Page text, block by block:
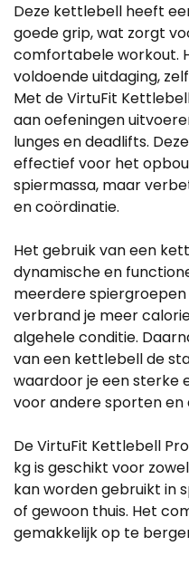
Deze kettlebell heeft
goede grip, wat zorgt
comfortabele workout.
voldoende uitdaging,
Met de VirtuFit
aan oefeningen
lunges en deadlifts.
effectief voor het
spiermassa, maar
en coördinatie.
Het gebruik van een
dynamische en
meerdere
verbrand je meer
algehele conditie.
van een kettlebell de
waardoor je een sterke
voor andere sporten en
De VirtuFit Kettlebell
kg is geschikt voor
kan worden gebruikt in
of gewoon thuis. Het
gemakkelijk op te